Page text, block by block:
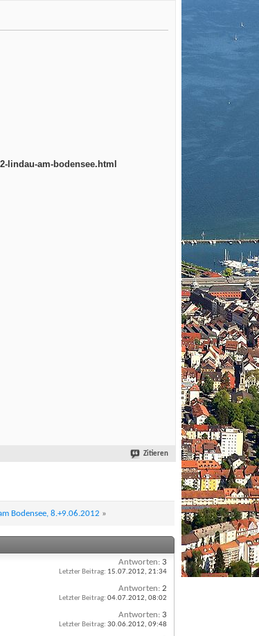
lindau-am-bodensee.html
Zitieren
Bodensee, 8.+9.06.2012 »
Antworten: 3
Letzter Beitrag: 15.07.2012, 21:34
Antworten: 2
Letzter Beitrag: 04.07.2012, 08:02
Antworten: 3
Letzter Beitrag: 30.06.2012, 09:48